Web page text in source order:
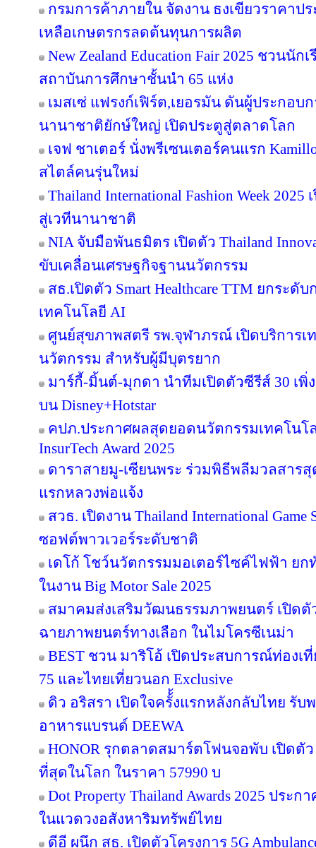
กรมการค้าภายใน จัดงาน ธงเขียวราคาป
เหลือเกษตรกรลดต้นทุนการผลิต
New Zealand Education Fair 2025 ชวนนั
สถาบันการศึกษาชั้นนำ 65 แห่ง
เมสเซ่ แฟรงก์เฟิร์ต,เยอรมัน ดันผู้ประกอบ
นานาชาติยักษ์ใหญ่ เปิดประตูสู่ตลาดโลก
เจฟ ชาเตอร์ นั่งพรีเซนเตอร์คนแรก
สไตล์คนรุ่นใหม่
Thailand International Fashion Week
สู่เวทีนานาชาติ
NIA จับมือพันธมิตร เปิดตัว Thailand
ขับเคลื่อนเศรษฐกิจฐานนวัตกรรม
สธ.เปิดตัว Smart Healthcare TTM ยกระ
เทคโนโลยี AI
ศูนย์สุขภาพสตรี รพ.จุฬาภรณ์ เปิดบริการเ
นวัตกรรม สำหรับผู้มีบุตรยาก
มาร์กี้-มิ้นต์-มุกดา นำทีมเปิดตัวซีรีส์ 30 เพิ่
บน Disney+Hotstar
คปภ.ประกาศผลสุดยอดนวัตกรรมเทคโนโ
InsurTech Award 2025
ดาราสายมู-เซียนพระ ร่วมพิธีพลีมวลสาร
แรกหลวงพ่อแจ้ง
สวธ. เปิดงาน Thailand International Game
ซอฟต์พาวเวอร์ระดับชาติ
เดโก้ โชว์นวัตกรรมมอเตอร์ไซค์ไฟฟ้า ยก
ในงาน Big Motor Sale 2025
สมาคมส่งเสริมวัฒนธรรมภาพยนตร์ เปิดตั
ฉายภาพยนตร์ทางเลือก ในไมโครซีเนม่า
BEST ชวน มาริโอ้ เปิดประสบการณ์ท่องเ
75 และไทยเที่ยวนอก Exclusive
ดิว อริสรา เปิดใจครั้้งแรกหลังกลับไทย รั
อาหารแบรนด์ DEEWA
HONOR รุกตลาดสมาร์ตโฟนจอพับ เปิดตัว
ที่สุดในโลก ในราคา 57990 บ
Dot Property Thailand Awards 2025 ประ
ในแวดวงอสังหาริมทรัพย์ไทย
ดีอี ผนึก สธ. เปิดตัวโครงการ 5G